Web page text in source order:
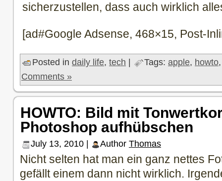
sicherzustellen, dass auch wirklich
[ad#Google Adsense, 468×15, Post-
Posted in daily life, tech Tags: apple, howto
Comments »
HOWTO: Bild mit
Photoshop aufhübschen
July 13, 2010 | Author Thomas
Nicht selten hat man ein ganz nettes
gefällt einem dann nicht wirklich.